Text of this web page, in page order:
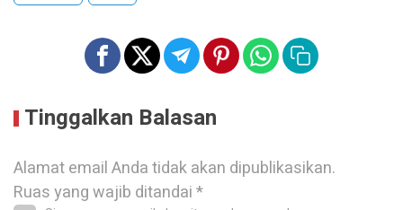
Tinggalkan Balasan
Alamat email Anda tidak akan dipublikasikan.
Ruas yang wajib ditandai*